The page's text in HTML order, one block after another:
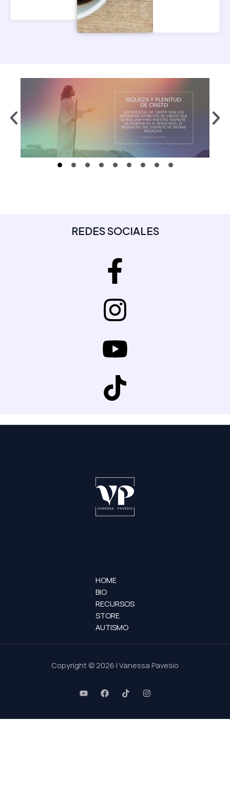
REDES SOCIALES
HOME
BIO
RECURSOS
STORE
AUTISMO
Copyright © 2026 | Vanessa Pavesio